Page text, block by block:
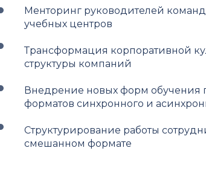
Менторинг руководителей
учебных центров
Трансформация корпоративной
структуры компаний
Внедрение новых форм обучения
форматов синхронного и
Структурирование работы
смешанном формате